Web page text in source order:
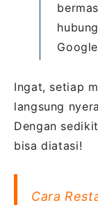
Ingat, setiap
langsung
Dengan
bisa diatasi!
Cara